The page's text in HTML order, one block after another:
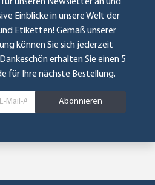
Einblicke in unsere Welt der
Etiketten! Gemäß unserer
können Sie sich jederzeit
erhalten Sie einen 5
für Ihre nächste Bestellung.
Abonnieren